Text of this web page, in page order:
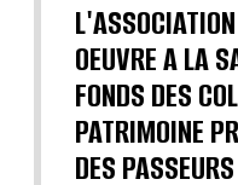
OEUVRE A LA
FONDS DES
PATRIMOINE
DES